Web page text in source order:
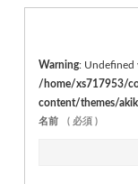
Warning :
/home/xs717953/
content/themes/
名前 ( 必須 )